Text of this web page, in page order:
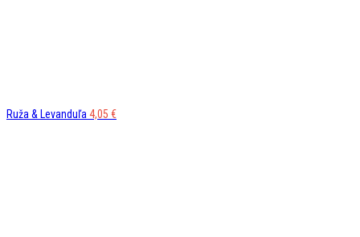
Ruža & Levanduľa 4,05 €